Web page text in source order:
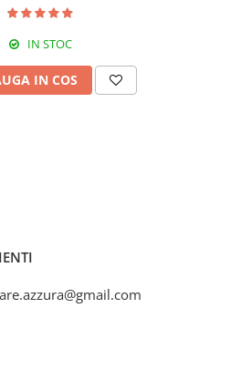
IN STOC
IN COS